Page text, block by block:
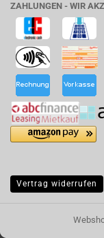
ZAHLUNGEN - WIR
Vertrag widerrufen